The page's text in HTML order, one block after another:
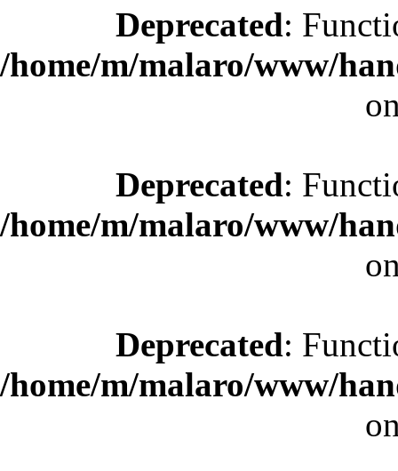
Deprecated:
/home/m/malaro/www/
Deprecated:
/home/m/malaro/www/
Deprecated:
/home/m/malaro/www/